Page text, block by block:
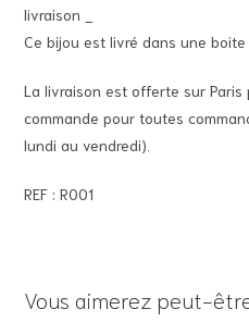
livraison _
Ce bijou est livré dans une boite
La livraison est offerte sur
commande pour toutes
lundi au vendredi).
REF : R001
Vous aimerez peut-